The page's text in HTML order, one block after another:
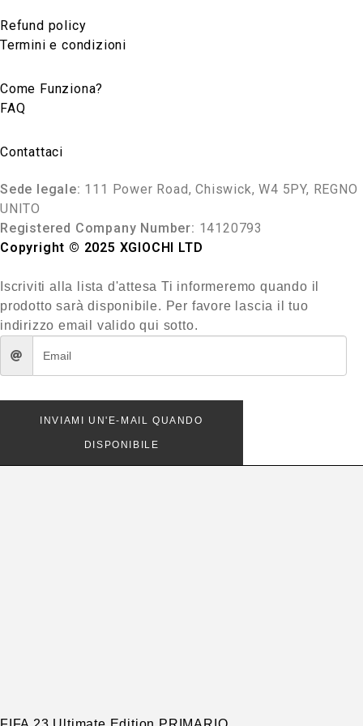
Refund policy
Termini e condizioni
Come Funziona?
FAQ
Contattaci
Sede legale: 111 Power Road, Chiswick, W4 5PY, REGNO
UNITO
Registered Company Number: 14120793
Copyright © 2025 XGIOCHI LTD
Iscriviti alla lista d'attesa Ti informeremo quando il
prodotto sarà disponibile. Per favore lascia il tuo
indirizzo email valido qui sotto.
INVIAMI UN'E-MAIL QUANDO
DISPONIBILE